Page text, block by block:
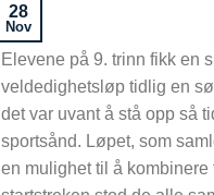
28
Nov
Elevene på 9. trinn fikk en
veldedighetsløp tidlig en
det var uvant å stå opp så
sportsånd. Løpet, som
en mulighet til å